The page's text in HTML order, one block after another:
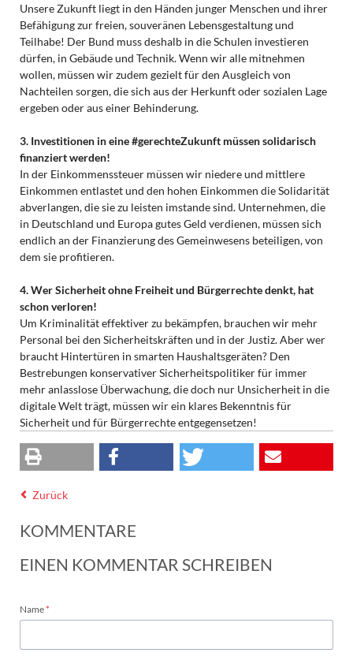
Unsere Zukunft liegt in den Händen junger Menschen und ihrer
Befähigung zur freien, souveränen Lebensgestaltung und
Teilhabe! Der Bund muss deshalb in die Schulen investieren
dürfen, in Gebäude und Technik. Wenn wir alle mitnehmen
wollen, müssen wir zudem gezielt für den Ausgleich von
Nachteilen sorgen, die sich aus der Herkunft oder sozialen Lage
ergeben oder aus einer Behinderung.
3. Investitionen in eine #gerechteZukunft müssen solidarisch
finanziert werden!
In der Einkommenssteuer müssen wir niedere und mittlere
Einkommen entlastet und den hohen Einkommen die Solidarität
abverlangen, die sie zu leisten imstande sind. Unternehmen, die
in Deutschland und Europa gutes Geld verdienen, müssen sich
endlich an der Finanzierung des Gemeinwesens beteiligen, von
dem sie profitieren.
4. Wer Sicherheit ohne Freiheit und Bürgerrechte denkt, hat
schon verloren!
Um Kriminalität effektiver zu bekämpfen, brauchen wir mehr
Personal bei den Sicherheitskräften und in der Justiz. Aber wer
braucht Hintertüren in smarten Haushaltsgeräten? Den
Bestrebungen konservativer Sicherheitspolitiker für immer
mehr anlasslose Überwachung, die doch nur Unsicherheit in die
digitale Welt trägt, müssen wir ein klares Bekenntnis für
Sicherheit und für Bürgerrechte entgegensetzen!
Zurück
KOMMENTARE
EINEN KOMMENTAR SCHREIBEN
Pflichtfeld
Name*